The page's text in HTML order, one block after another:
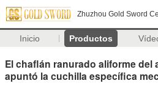
Zhuzhou Gold Sword
Inicio Productos
El chaflán ranurado aliforme
apuntó la cuchilla específica